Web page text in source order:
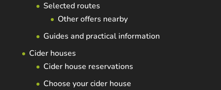
Selected routes
Other offers nearby
Guides and practical information
Cider houses
Cider house reservations
Choose your cider house